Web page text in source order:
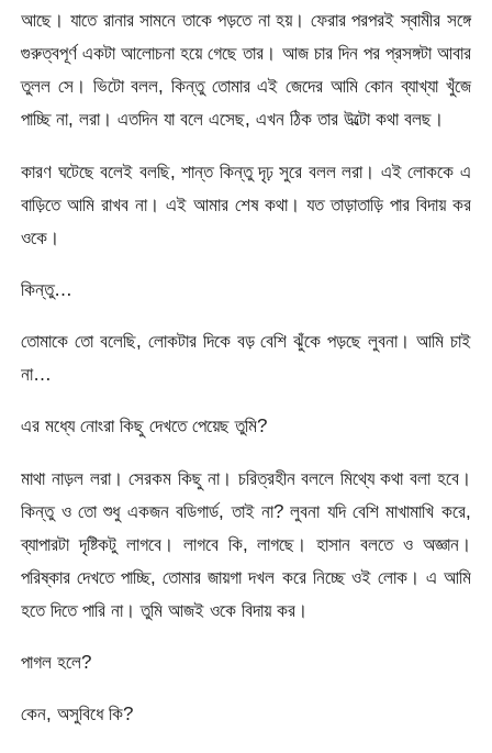
আছে। যাতে রানার সামনে তাকে পড়তে না হয়। ফেরার পরপরই স্বামীর সঙ্গে
গুরুত্বপূর্ণ একটা আলোচনা হয়ে গেছে তার। আজ চার দিন পর প্রসঙ্গটা আবার
তুলল সে। ভিটো বলল, কিন্তু তোমার এই জেদের আমি কোন ব্যাখ্যা খুঁজে
পাচ্ছি না, লরা। এতদিন যা বলে এসেছ, এখন ঠিক তার উল্টো কথা বলছ।
কারণ ঘটেছে বলেই বলছি, শান্ত কিন্তু দৃঢ় সুরে বলল লরা। এই লোককে এ
বাড়িতে আমি রাখব না। এই আমার শেষ কথা। যত তাড়াতাড়ি পার বিদায় কর
ওকে।
কিন্তু…
তোমাকে তো বলেছি, লোকটার দিকে বড় বেশি ঝুঁকে পড়ছে লুবনা। আমি চাই
না…
এর মধ্যে নোংরা কিছু দেখতে পেয়েছ তুমি?
মাথা নাড়ল লরা। সেরকম কিছু না। চরিত্রহীন বললে মিথ্যে কথা বলা হবে।
কিন্তু ও তো শুধু একজন বডিগার্ড, তাই না? লুবনা যদি বেশি মাখামাখি করে,
ব্যাপারটা দৃষ্টিকটু লাগবে। লাগবে কি, লাগছে। হাসান বলতে ও অজ্ঞান।
পরিষ্কার দেখতে পাচ্ছি, তোমার জায়গা দখল করে নিচ্ছে ওই লোক। এ আমি
হতে দিতে পারি না। তুমি আজই ওকে বিদায় কর।
পাগল হলে?
কেন, অসুবিধে কি?